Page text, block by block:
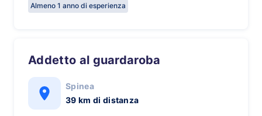
Almeno 1 anno di esperienza
Addetto al guardaroba
Spinea
39 km di distanza